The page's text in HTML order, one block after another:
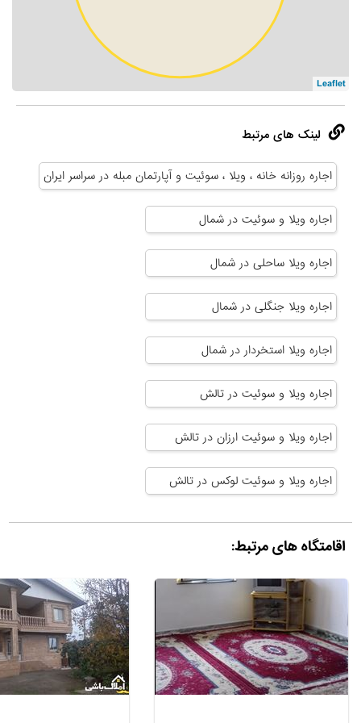
Leaflet
لینک های مرتبط
اجاره روزانه خانه ، ویلا ، سوئیت و آپارتمان مبله در سراسر ایران
اجاره ویلا و سوئیت در شمال
اجاره ویلا ساحلی در شمال
اجاره ویلا جنگلی در شمال
اجاره ویلا استخردار در شمال
اجاره ویلا و سوئیت در تالش
اجاره ویلا و سوئیت ارزان در تالش
اجاره ویلا و سوئیت لوکس در تالش
اقامتگاه های مرتبط: